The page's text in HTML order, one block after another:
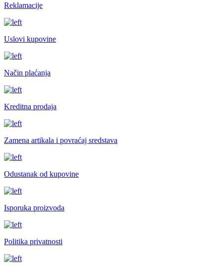
Reklamacije
Uslovi kupovine
Način plaćanja
Kreditna prodaja
Zamena artikala i povraćaj sredstava
Odustanak od kupovine
Isporuka proizvoda
Politika privatnosti